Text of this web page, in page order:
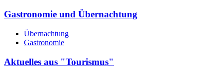
Gastronomie und Übernachtung
Übernachtung
Gastronomie
Aktuelles aus "Tourismus"